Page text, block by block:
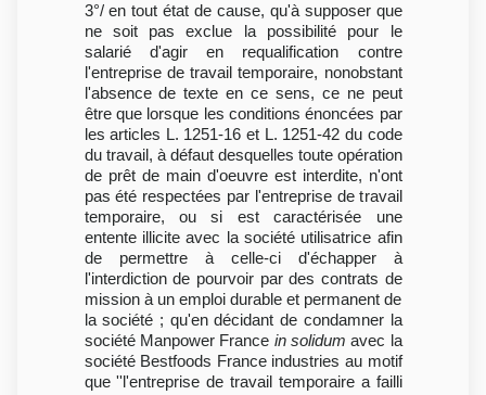
3°/ en tout état de cause, qu'à supposer que
ne soit pas exclue la possibilité pour le
salarié d'agir en requalification contre
l'entreprise de travail temporaire, nonobstant
l'absence de texte en ce sens, ce ne peut
être que lorsque les conditions énoncées par
les articles L. 1251-16 et L. 1251-42 du code
du travail, à défaut desquelles toute opération
de prêt de main d'oeuvre est interdite, n'ont
pas été respectées par l'entreprise de travail
temporaire, ou si est caractérisée une
entente illicite avec la société utilisatrice afin
de permettre à celle-ci d'échapper à
l'interdiction de pourvoir par des contrats de
mission à un emploi durable et permanent de
la société ; qu'en décidant de condamner la
société Manpower France in solidum avec la
société Bestfoods France industries au motif
que ''l'entreprise de travail temporaire a failli